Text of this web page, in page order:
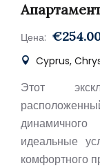
Цена:
Cyprus,
Этот
идеальные
комфортного